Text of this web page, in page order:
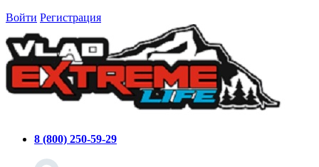
Войти Регистрация
8 (800) 250-59-29